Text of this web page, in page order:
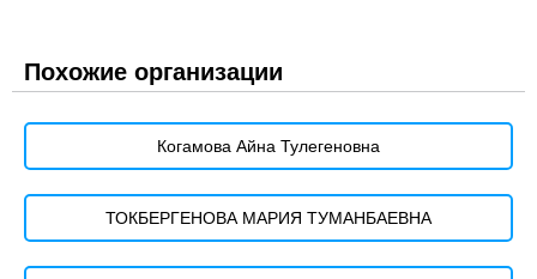
Похожие организации
Когамова Айна Тулегеновна
ТОКБЕРГЕНОВА МАРИЯ ТУМАНБАЕВНА